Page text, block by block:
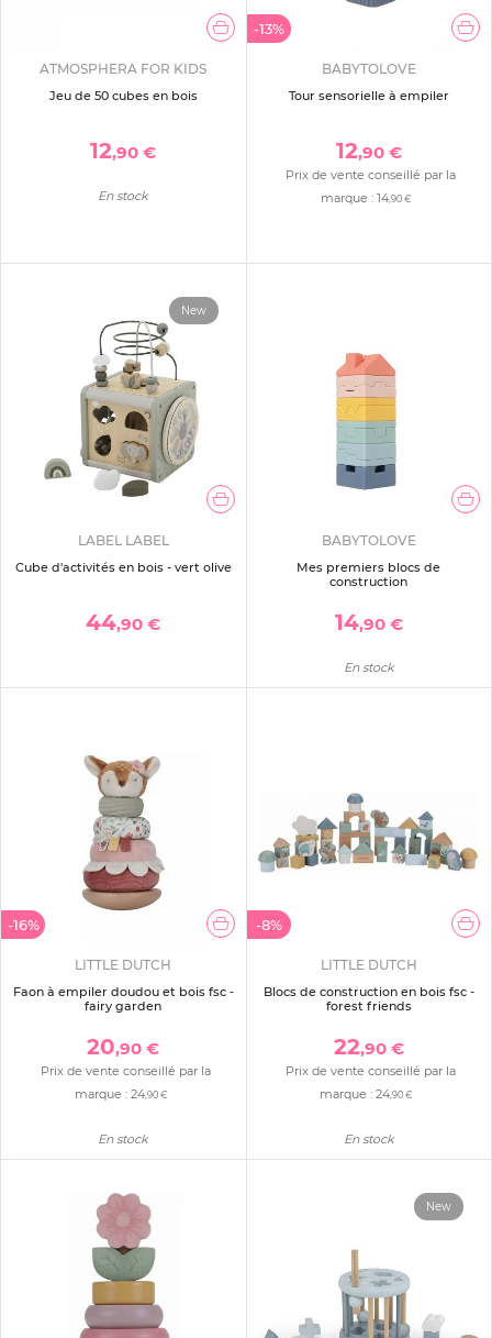
ATMOSPHERA FOR KIDS
Jeu de 50 cubes en bois
12,90 €
En stock
-13%
BABYTOLOVE
Tour sensorielle à empiler
12,90 €
Prix de vente conseillé par la
marque :14,90 €
New
LABEL LABEL
Cube d'activités en bois - vert olive
44,90 €
BABYTOLOVE
Mes premiers blocs de
construction
14,90 €
En stock
-16%
LITTLE DUTCH
Faon à empiler doudou et bois fsc -
fairy garden
20,90 €
Prix de vente conseillé par la
marque : 24,90 €
En stock
-8%
LITTLE DUTCH
Blocs de construction en bois fsc -
forest friends
22,90 €
Prix de vente conseillé par la
marque :24,90 €
En stock
New